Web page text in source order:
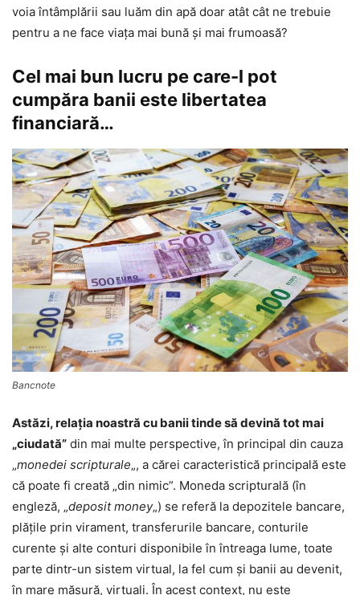
voia întâmplării sau luăm din apă doar atât cât ne trebuie
pentru a ne face viața mai bună și mai frumoasă?
Cel mai bun lucru pe care-l pot
cumpăra banii este libertatea
financiară…
Bancnote
Astăzi, relația noastră cu banii tinde să devină tot mai
„ciudată” din mai multe perspective, în principal din cauza
„monedei scripturale„, a cărei caracteristică principală este
că poate fi creată „din nimic”. Moneda scripturală (în
engleză, „deposit money„) se referă la depozitele bancare,
plățile prin virament, transferurile bancare, conturile
curente și alte conturi disponibile în întreaga lume, toate
parte dintr-un sistem virtual, la fel cum și banii au devenit,
în mare măsură, virtuali. În acest context, nu este